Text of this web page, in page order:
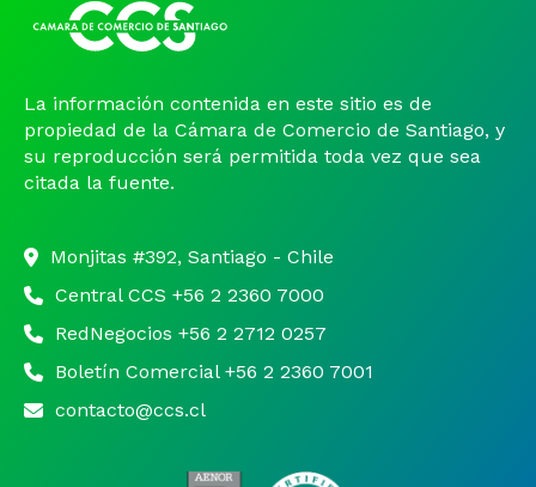
La información contenida en este sitio es de
propiedad de la Cámara de Comercio de Santiago, y
su reproducción será permitida toda vez que sea
citada la fuente.
Monjitas #392, Santiago - Chile
Central CCS +56 2 2360 7000
RedNegocios +56 2 2712 0257
Boletín Comercial +56 2 2360 7001
contacto@ccs.cl